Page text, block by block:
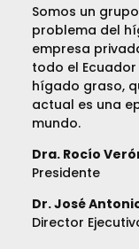
Somos un
problema del
empresa
todo el
hígado graso,
actual es una
mundo.
Dra. Rocío
Presidente
Dr. José
Director